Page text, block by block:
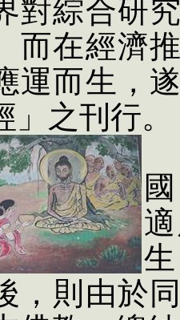
對綜合研
而在經濟
運而生，
」之刊行。
，則由於